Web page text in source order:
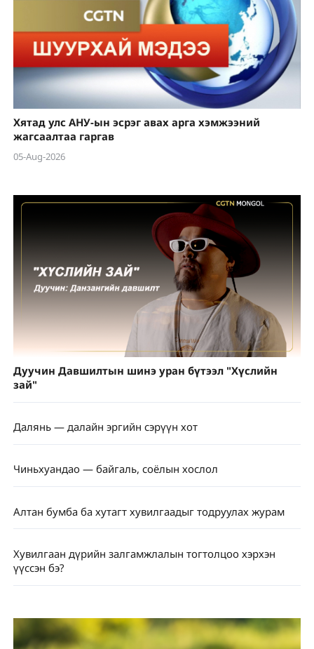
Хятад улс АНУ-ын эсрэг авах арга хэмжээний
жагсаалтаа гаргав
05-Aug-2026
Дуучин Давшилтын шинэ уран бүтээл "Хүслийн
зай"
Далянь — далайн эргийн сэрүүн хот
Чиньхуандао — байгаль, соёлын хослол
Алтан бумба ба хутагт хувилгаадыг тодруулах журам
Хувилгаан дүрийн залгамжлалын тогтолцоо хэрхэн
үүссэн бэ?